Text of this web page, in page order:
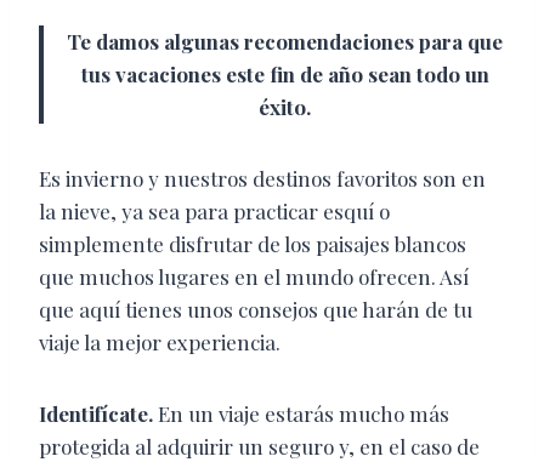
Te damos algunas recomendaciones para que
tus vacaciones este fin de año sean todo un
éxito.
Es invierno y nuestros destinos favoritos son en
la nieve, ya sea para practicar esquí o
simplemente disfrutar de los paisajes blancos
que muchos lugares en el mundo ofrecen. Así
que aquí tienes unos consejos que harán de tu
viaje la mejor experiencia.
Identifícate.En un viaje estarás mucho más
protegida al adquirir un seguro y, en el caso de